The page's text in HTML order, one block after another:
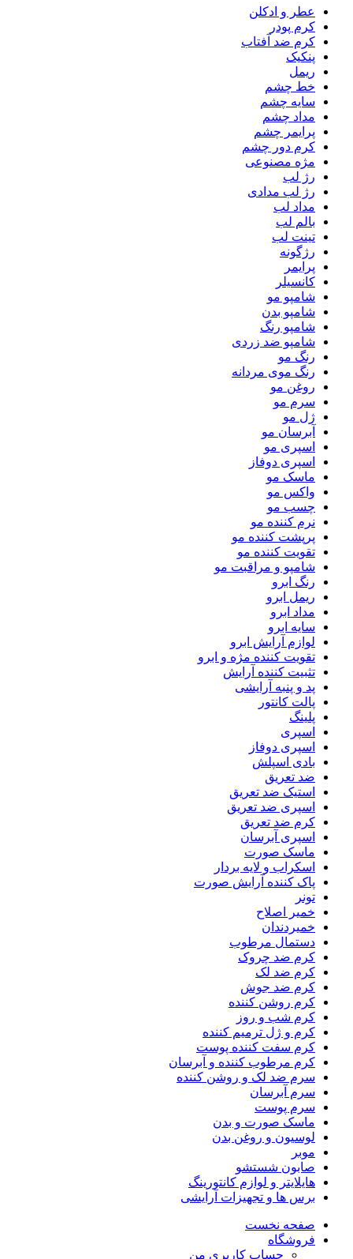
عطر و ادکلن
کرم پودر
کرم ضد آفتاب
پنکیک
ریمل
خط چشم
سایه چشم
مداد چشم
پرایمر چشم
کرم دور چشم
مژه مصنوعی
رژ لب
رژ لب مدادی
مداد لب
بالم لب
تینت لب
رژگونه
پرایمر
کانسیلر
شامپو مو
شامپو بدن
شامپو رنگ
شامپو ضد زردی
رنگ مو
رنگ موی مردانه
روغن مو
سرم مو
ژل مو
آبرسان مو
اسپری مو
اسپری دوفاز
ماسک مو
واکس مو
چسب مو
نرم کننده مو
پرپشت کننده مو
تقویت کننده مو
شامپو و مراقبت مو
رنگ ابرو
ریمل ابرو
مداد ابرو
سایه ابرو
لوازم آرایش ابرو
تقویت کننده مژه و ابرو
تثبیت کننده آرایش
پد و پنبه آرایشی
پالت کانتور
پلینگ
اسپری
اسپری دوفاز
بادی اسپلش
ضد تعریق
استیک ضد تعریق
اسپری ضد تعریق
کرم ضد تعریق
اسپری آبرسان
ماسک صورت
اسکراب و لایه بردار
پاک کننده آرایش صورت
تونر
خمیر اصلاح
خمیردندان
دستمال مرطوب
کرم ضد چروک
کرم ضد لک
کرم ضد جوش
کرم روشن کننده
کرم شب و روز
کرم و ژل ترمیم کننده
کرم سفت کننده پوست
کرم مرطوب کننده و آبرسان
سرم ضد لک و روشن کننده
سرم آبرسان
سرم پوست
ماسک صورت و بدن
لوسیون و روغن بدن
موبر
صابون شستشو
هایلایتر و لوازم کانتورینگ
برس ها و تجهیزات آرایشی
صفحه نخست
فروشگاه
حساب کاربری من